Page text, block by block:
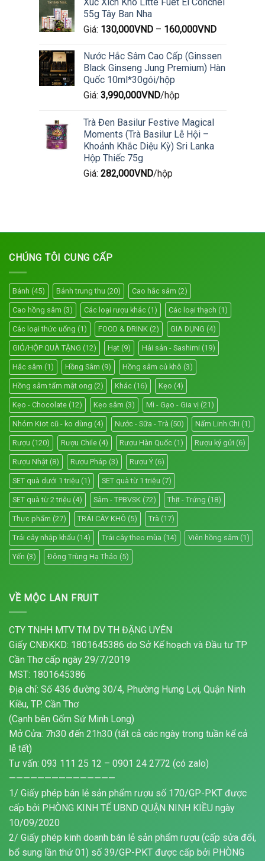
55g Tây Ban Nha
Giá: 130,000VND– 160,000VND
Nước Hắc Sâm Cao Cấp (Ginssen
Black Ginseng Jung Premium) Hàn
Quốc 10ml*30gói/hộp
Giá: 3,990,000VND/hộp
Trà Đen Basilur Festive Magical
Moments (Trà Basilur Lễ Hội –
Khoảnh Khắc Diệu Kỳ) Sri Lanka
Hộp Thiếc 75g
Giá: 282,000VND/hộp
CHÚNG TÔI CUNG CẤP
Bánh (45) Bánh trung thu (20) Cao hắc sâm (2)
Cao hồng sâm (3) Các loại rượu khác (1) Các loại thạch (1)
Các loại thức uống (1) FOOD & DRINK (2) GIA DỤNG (4)
GIỎ/HỘP QUÀ TẶNG (12) Hạt (9) Hải sản - Sashimi (19)
Hắc sâm (1) Hồng Sâm (9) Hồng sâm củ khô (3)
Hồng sâm tẩm mật ong (2) Khác (16) Kẹo (4)
Kẹo - Chocolate (12) Kẹo sâm (3) Mì - Gạo - Gia vị (21)
Nhóm Kiot cũ - ko dùng (4) Nước - Sữa - Trà (50) Nấm Linh Chi (1)
Rượu (120) Rượu Chile (4) Rượu Hàn Quốc (1) Rượu ký gửi (6)
Rượu Nhật (8) Rượu Pháp (3) Rượu Ý (6)
SET quà dưới 1 triệu (1) SET quà từ 1 triệu (7)
SET quà từ 2 triệu (4) Sâm - TPBVSK (72) Thịt - Trứng (18)
Thực phẩm (27) TRÁI CÂY KHÔ (5) Trà (17)
Trái cây nhập khẩu (14) Trái cây theo mùa (14) Viên hồng sâm (1)
Yến (3) Đông Trùng Hạ Thảo (5)
VỀ MỘC LAN FRUIT
CTY TNHH MTV TM DV TH ĐẶNG UYÊN
Giấy CNĐKKD: 1801645386 do Sở Kế hoạch và Đầu tư TP
Cần Thơ cấp ngày 29/7/2019
MST: 1801645386
Địa chỉ: Số 436 đường 30/4, Phường Hưng Lợi, Quận Ninh
Kiều, TP. Cần Thơ
(Cạnh bên Gốm Sứ Minh Long)
Mở Cửa: 7h30 đến 21h30 (tất cả các ngày trong tuần kể cả
lễ tết)
Tư vấn: 093 111 25 12 – 0901 24 2772 (có zalo)
———————————————
1/ Giấy phép bán lẻ sản phẩm rượu số 170/GP-PKT được
cấp bởi PHÒNG KINH TẾ UBND QUẬN NINH KIỀU ngày
10/09/2020
2/ Giấy phép kinh doanh bán lẻ sản phẩm rượu (cấp sửa đổi,
bổ sung lần thứ 01) số 39/GP-PKT được cấp bởi PHÒNG